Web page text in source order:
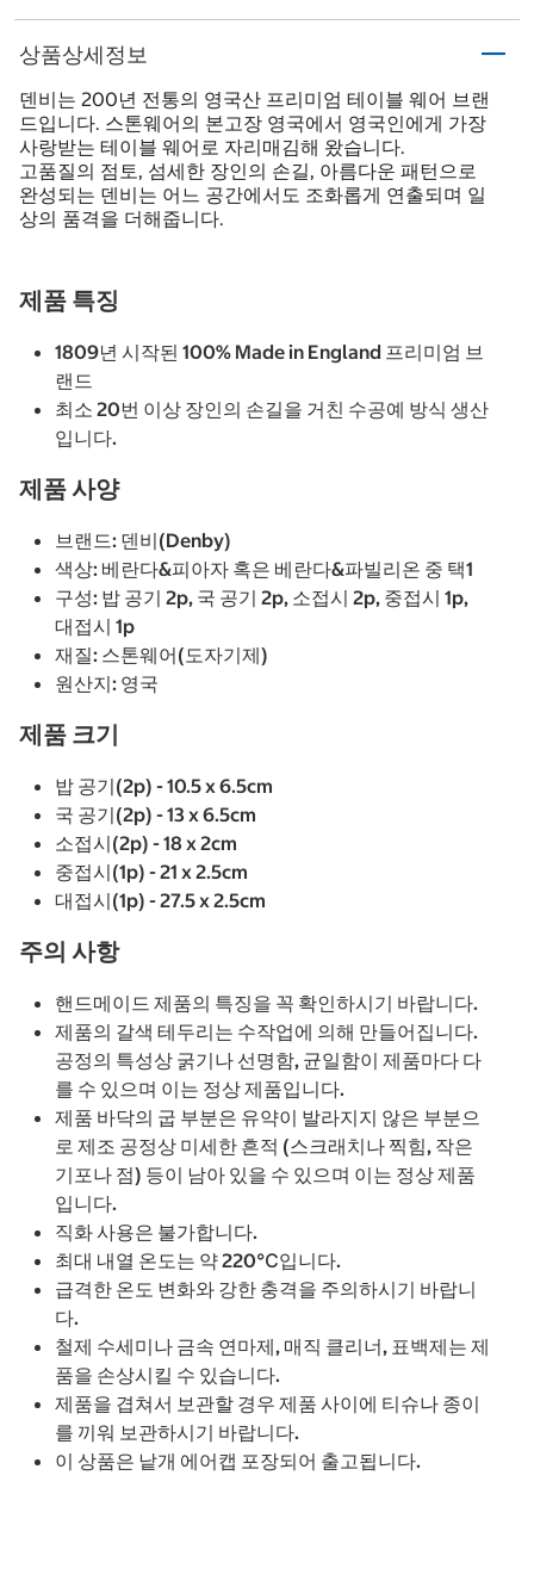
상품상세정보
덴비는 200년 전통의 영국산 프리미엄 테이블 웨어 브랜
드입니다. 스톤웨어의 본고장 영국에서 영국인에게 가장
사랑받는 테이블 웨어로 자리매김해 왔습니다.
고품질의 점토, 섬세한 장인의 손길, 아름다운 패턴으로
완성되는 덴비는 어느 공간에서도 조화롭게 연출되며 일
상의 품격을 더해줍니다.
제품 특징
1809년 시작된 100% Made in England 프리미엄 브
랜드
최소 20번 이상 장인의 손길을 거친 수공예 방식 생산
입니다.
제품 사양
브랜드: 덴비(Denby)
색상: 베란다&피아자 혹은 베란다&파빌리온 중 택1
구성: 밥 공기 2p, 국 공기 2p, 소접시 2p, 중접시 1p,
대접시 1p
재질: 스톤웨어(도자기제)
원산지: 영국
제품 크기
밥 공기(2p) - 10.5 x 6.5cm
국 공기(2p) - 13 x 6.5cm
소접시(2p) - 18 x 2cm
중접시(1p) - 21 x 2.5cm
대접시(1p) - 27.5 x 2.5cm
주의 사항
핸드메이드 제품의 특징을 꼭 확인하시기 바랍니다.
제품의 갈색 테두리는 수작업에 의해 만들어집니다.
공정의 특성상 굵기나 선명함, 균일함이 제품마다 다
를 수 있으며 이는 정상 제품입니다.
제품 바닥의 굽 부분은 유약이 발라지지 않은 부분으
로 제조 공정상 미세한 흔적 (스크래치나 찍힘, 작은
기포나 점) 등이 남아 있을 수 있으며 이는 정상 제품
입니다.
직화 사용은 불가합니다.
최대 내열 온도는 약 220℃입니다.
급격한 온도 변화와 강한 충격을 주의하시기 바랍니
다.
철제 수세미나 금속 연마제, 매직 클리너, 표백제는 제
품을 손상시킬 수 있습니다.
제품을 겹쳐서 보관할 경우 제품 사이에 티슈나 종이
를 끼워 보관하시기 바랍니다.
이 상품은 낱개 에어캡 포장되어 출고됩니다.